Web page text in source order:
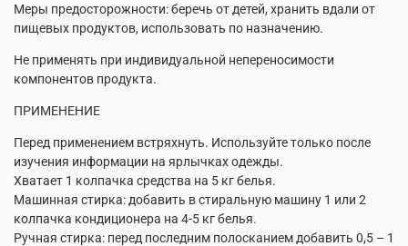
Меры предосторожности: беречь от детей, хранить вдали от
пищевых продуктов, использовать по назначению.
Не применять при индивидуальной непереносимости
компонентов продукта.
ПРИМЕНЕНИЕ
Перед применением встряхнуть. Используйте только после
изучения информации на ярлычках одежды.
Хватает 1 колпачка средства на 5 кг белья.
Машинная стирка: добавить в стиральную машину 1 или 2
колпачка кондиционера на 4-5 кг белья.
Ручная стирка: перед последним полосканием добавить 0,5 – 1